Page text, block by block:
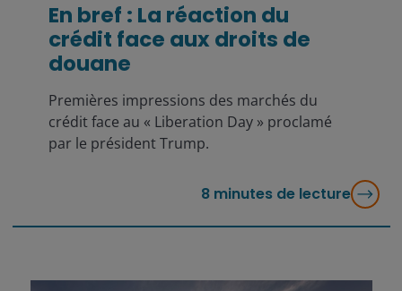
En bref : La réaction du
crédit face aux droits de
douane
Premières impressions des marchés du
crédit face au « Liberation Day » proclamé
par le président Trump.
8 minutes de lecture